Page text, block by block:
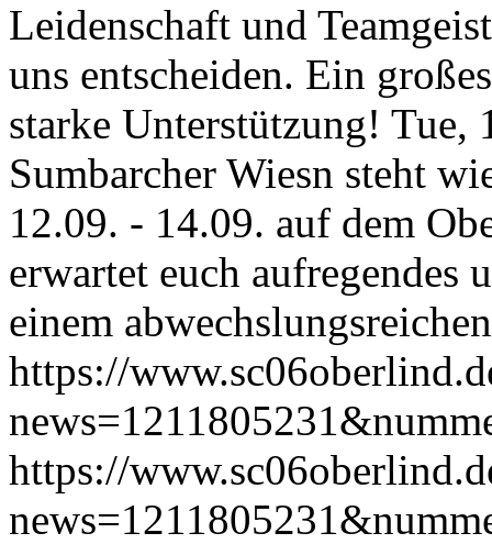
Leidenschaft und
uns entscheiden. Ein
starke Unterstützung! Tue,
Sumbarcher Wiesn steht
12.09. - 14.09. auf dem
erwartet euch aufregendes
einem
https://
https://